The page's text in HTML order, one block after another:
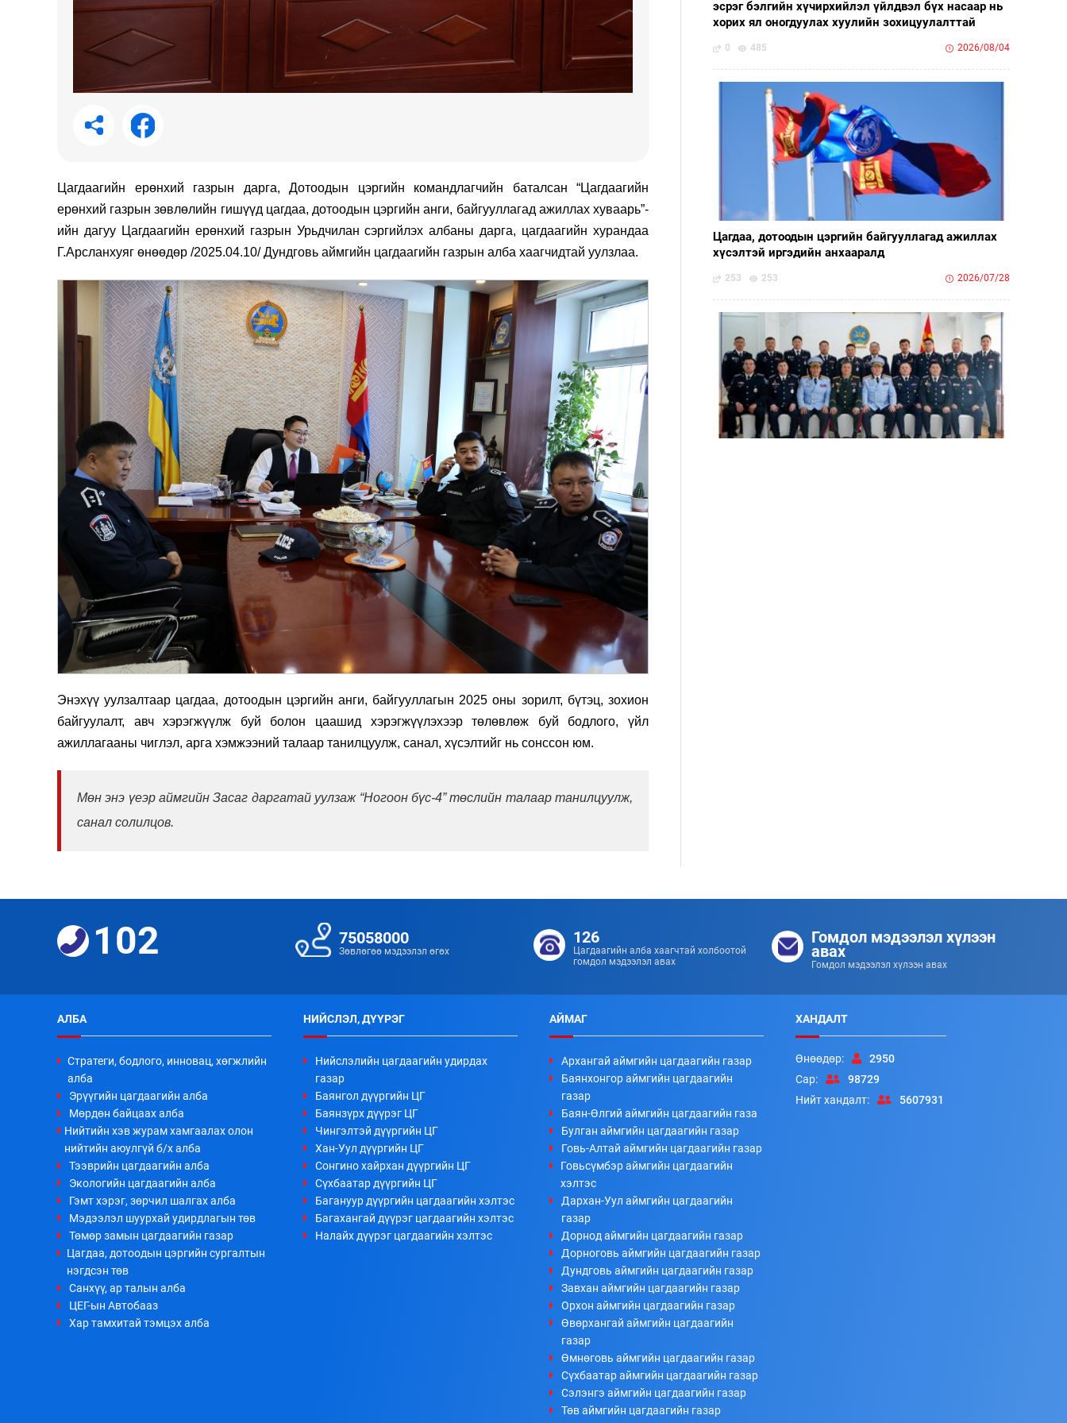
Цагдаагийн ерөнхий газрын дарга, Дотоодын цэргийн командлагчийн баталсан “Цагдаагийн
ерөнхий газрын зөвлөлийн гишүүд цагдаа, дотоодын цэргийн анги, байгууллагад ажиллах хуваарь”-
ийн дагуу Цагдаагийн ерөнхий газрын Урьдчилан сэргийлэх албаны дарга, цагдаагийн хурандаа
Г.Арсланхуяг өнөөдөр /2025.04.10/ Дундговь аймгийн цагдаагийн газрын алба хаагчидтай уулзлаа.
Энэхүү уулзалтаар цагдаа, дотоодын цэргийн анги, байгууллагын 2025 оны зорилт, бүтэц, зохион
байгуулалт, авч хэрэгжүүлж буй болон цаашид хэрэгжүүлэхээр төлөвлөж буй бодлого, үйл
ажиллагааны чиглэл, арга хэмжээний талаар танилцуулж, санал, хүсэлтийг нь сонссон юм.
Мөн энэ үеэр аймгийн Засаг даргатай уулзаж “Ногоон бүс-4” төслийн талаар танилцуулж,
санал солилцов.
эсрэг бэлгийн хүчирхийлэл үйлдвэл бүх насаар нь
хорих ял оногдуулах хуулийн зохицуулалттай
0 485 2026/08/04
Цагдаа, дотоодын цэргийн байгууллагад ажиллах
хүсэлтэй иргэдийн анхааралд
253 253 2026/07/28
Ахлагч Э.Бумбаяр Монгол Улсын Мэргэн цолны
болзол хангалаа
Хоногийн нөхцөл байдлын тоон мэдээ
Ахмад ажилтнуудтай Нийгмийн даатгалын багц
хуулийн шинэчлэлийн талаар уулзалт хийлээ
102 75058000
Зөвлөгөө мэдээлэл өгөх
126
Цагдаагийн алба хаагчтай холбоотой
гомдол мэдээлэл авах
Гомдол мэдээлэл хүлээн
авах
Гомдол мэдээлэл хүлээн авах
АЛБА
Стратеги, бодлого, инновац, хөгжлийн
алба
Эрүүгийн цагдаагийн алба
Мөрдөн байцаах алба
Нийтийн хэв журам хамгаалах олон
нийтийн аюулгүй б/х алба
Тээврийн цагдаагийн алба
Экологийн цагдаагийн алба
Гэмт хэрэг, зөрчил шалгах алба
Мэдээлэл шуурхай удирдлагын төв
Төмөр замын цагдаагийн газар
Цагдаа, дотоодын цэргийн сургалтын
нэгдсэн төв
Санхүү, ар талын алба
ЦЕГ-ын Автобааз
Хар тамхитай тэмцэх алба
НИЙСЛЭЛ, ДҮҮРЭГ
Нийслэлийн цагдаагийн удирдах
газар
Баянгол дүүргийн ЦГ
Баянзүрх дүүрэг ЦГ
Чингэлтэй дүүргийн ЦГ
Хан-Уул дүүргийн ЦГ
Сонгино хайрхан дүүргийн ЦГ
Сүхбаатар дүүргийн ЦГ
Багануур дүүргийн цагдаагийн хэлтэс
Багахангай дүүрэг цагдаагийн хэлтэс
Налайх дүүрэг цагдаагийн хэлтэс
АЙМАГ
Архангай аймгийн цагдаагийн газар
Баянхонгор аймгийн цагдаагийн
газар
Баян-Өлгий аймгийн цагдаагийн газа
Булган аймгийн цагдаагийн газар
Говь-Алтай аймгийн цагдаагийн газар
Говьсүмбэр аймгийн цагдаагийн
хэлтэс
Дархан-Уул аймгийн цагдаагийн
газар
Дорнод аймгийн цагдаагийн газар
Дорноговь аймгийн цагдаагийн газар
Дундговь аймгийн цагдаагийн газар
Завхан аймгийн цагдаагийн газар
Орхон аймгийн цагдаагийн газар
Өвөрхангай аймгийн цагдаагийн
газар
Өмнөговь аймгийн цагдаагийн газар
Сүхбаатар аймгийн цагдаагийн газар
Сэлэнгэ аймгийн цагдаагийн газар
Төв аймгийн цагдаагийн газар
ХАНДАЛТ
Өнөөдөр:
2950
Сар:
98729
Нийт хандалт:
5607931